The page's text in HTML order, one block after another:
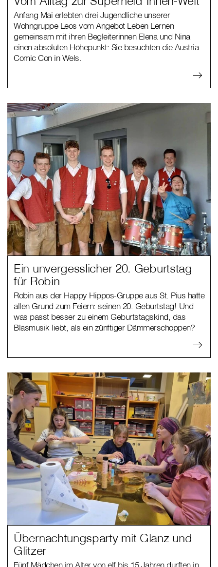
Anfang Mai erlebten drei Jugendliche unserer
Wohngruppe Leos vom Angebot Leben Lernen
gemeinsam mit ihren Begleiterinnen Elena und Nina
einen absoluten Höhepunkt: Sie besuchten die Austria
Comic Con in Wels.
Ein unvergesslicher 20. Geburtstag
für Robin
Robin aus der Happy Hippos-Gruppe aus St. Pius hatte
allen Grund zum Feiern: seinen 20. Geburtstag! Und
was passt besser zu einem Geburtstagskind, das
Blasmusik liebt, als ein zünftiger Dämmerschoppen?
Übernachtungsparty mit Glanz und
Glitzer
Fünf Mädchen im Alter von elf bis 15 Jahren durften in